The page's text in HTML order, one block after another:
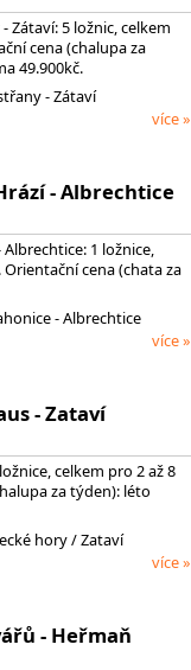
Zátaví: 5 ložnic, celkem
cena (chalupa za
49.900kč.
- Zátaví
více »
- Albrechtice
1 ložnice,
cena (chata za
- Albrechtice
více »
- Zataví
celkem pro 2 až 8
za týden): léto
hory/ Zataví
více »
- Heřmaň